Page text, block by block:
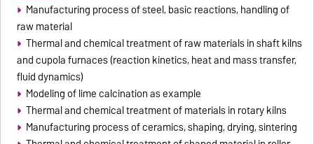
Manufacturing process of steel, basic reactions, handling of
raw material
Thermal and chemical treatment of raw materials in shaft kilns
and cupola furnaces (reaction kinetics, heat and mass transfer,
fluid dynamics)
Modeling of lime calcination as example
Thermal and chemical treatment of materials in rotary kilns
Manufacturing process of ceramics, shaping, drying, sintering